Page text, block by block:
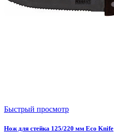
Быстрый просмотр
Нож для стейка 125/220 мм Eco Knife